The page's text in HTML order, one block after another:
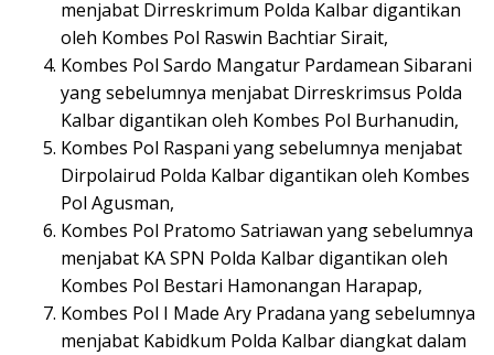
menjabat Dirreskrimum Polda Kalbar digantikan
oleh Kombes Pol Raswin Bachtiar Sirait,
Kombes Pol Sardo Mangatur Pardamean Sibarani
yang sebelumnya menjabat Dirreskrimsus Polda
Kalbar digantikan oleh Kombes Pol Burhanudin,
Kombes Pol Raspani yang sebelumnya menjabat
Dirpolairud Polda Kalbar digantikan oleh Kombes
Pol Agusman,
Kombes Pol Pratomo Satriawan yang sebelumnya
menjabat KA SPN Polda Kalbar digantikan oleh
Kombes Pol Bestari Hamonangan Harapap,
Kombes Pol I Made Ary Pradana yang sebelumnya
menjabat Kabidkum Polda Kalbar diangkat dalam